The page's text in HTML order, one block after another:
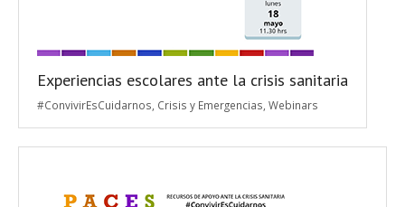
Experiencias escolares ante la crisis sanitaria
#ConvivirEsCuidarnos Crisis y Emergencias Webinars